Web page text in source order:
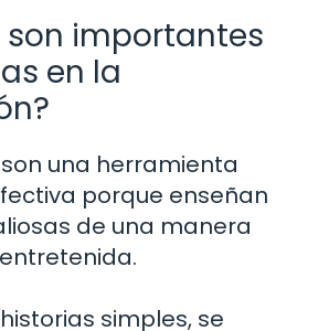
son importantes
en la
una herramienta
porque enseñan
de una manera
simples, se